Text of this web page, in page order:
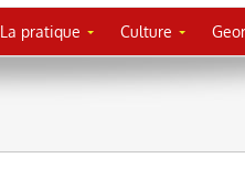
La pratique Culture